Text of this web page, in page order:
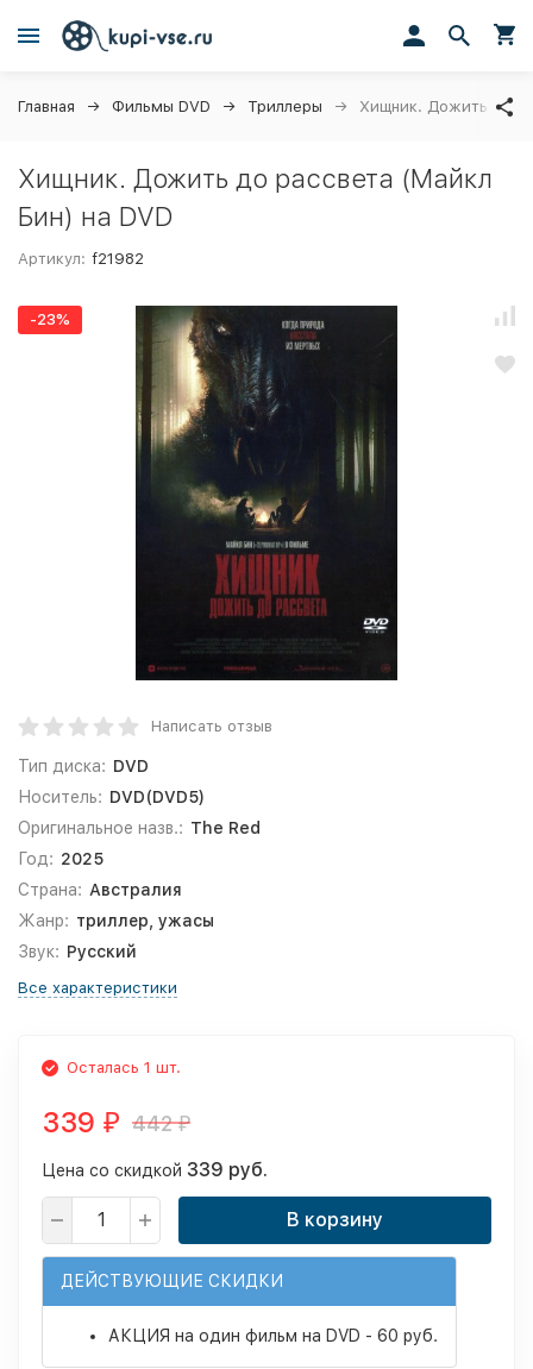
Главная Фильмы DVD Триллеры Хищник. Дожить до
Хищник. Дожить до рассвета (Майкл
Бин) на DVD
Артикул: f21982
-23%
Написать отзыв
Тип диска: DVD
Носитель: DVD(DVD5)
Оригинальное назв.: The Red
Год: 2025
Страна: Австралия
Жанр: триллер, ужасы
Звук: Русский
Все характеристики
Осталась 1 шт.
339 ₽ 442₽
Цена со скидкой 339 руб.
В корзину
ДЕЙСТВУЮЩИЕ СКИДКИ
АКЦИЯ на один фильм на DVD - 60 руб.